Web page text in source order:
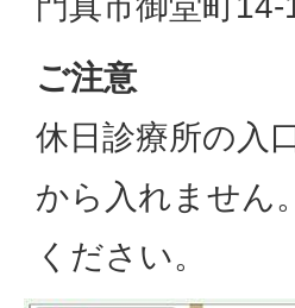
ご注意
休日診療所の入
から入れません
ください。